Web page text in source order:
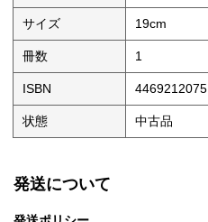
サイズ 19cm
冊数 1
ISBN 4469212075
状態 中古品
発送について